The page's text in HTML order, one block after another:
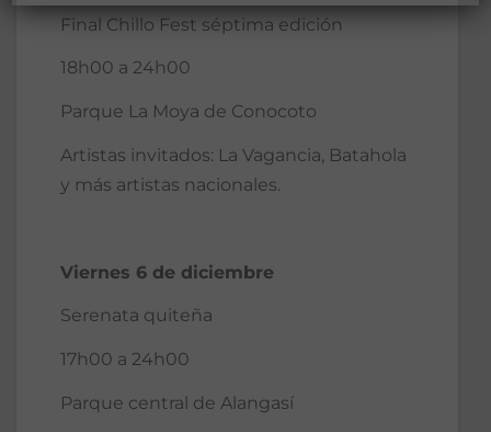
Final Chillo Fest séptima edición
18h00 a 24h00
Parque La Moya de Conocoto
Artistas invitados: La Vagancia, Batahola
y más artistas nacionales.
Viernes 6 de diciembre
Serenata quiteña
17h00 a 24h00
Parque central de Alangasí